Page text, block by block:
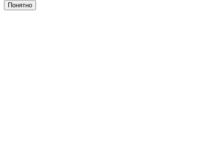
Понятно